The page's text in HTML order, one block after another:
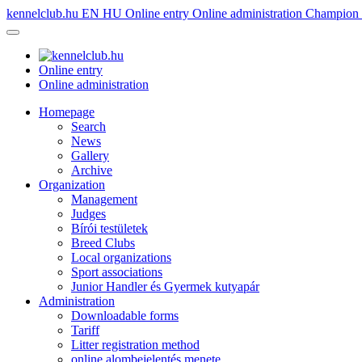
kennelclub.hu EN HU Online entry Online administration Champion
Online entry
Online administration
Homepage
Search
News
Gallery
Archive
Organization
Management
Judges
Bírói testületek
Breed Clubs
Local organizations
Sport associations
Junior Handler és Gyermek kutyapár
Administration
Downloadable forms
Tariff
Litter registration method
online alombejelentés menete